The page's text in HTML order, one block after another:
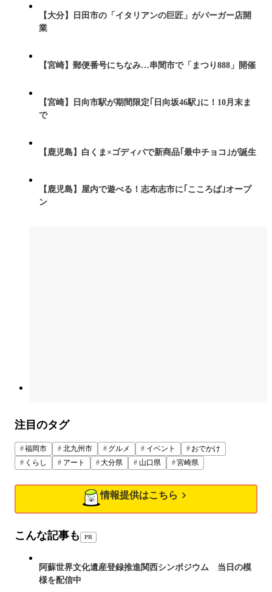
【大分】日田市の「イタリアンの巨匠」がバーガー店開
業
【宮崎】郵便番号にちなみ…串間市で「まつり888」開催
【宮崎】日向市駅が期間限定｢日向坂46駅｣に！10月末ま
で
【鹿児島】白くま×ゴディバで新商品｢最中チョコ｣が誕生
【鹿児島】屋内で遊べる！志布志市に｢こころば｣オープ
ン
注目のタグ
福岡市 北九州市 グルメ イベント
おでかけ
くらし
アート 大分県 山口県 宮崎県
情報提供はこちら
こんな記事も PR
阿蘇世界文化遺産登録推進関西シンポジウム 当日の模
様を配信中